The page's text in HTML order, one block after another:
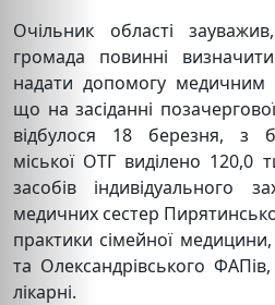
Очільник області
громада повинні
надати допомогу медичним
що на засіданні
відбулося 18 березня, з
міської ОТГ виділено 120,0
засобів індивідуального
медичних сестер
практики сімейної
та Олександрівського
лікарні.